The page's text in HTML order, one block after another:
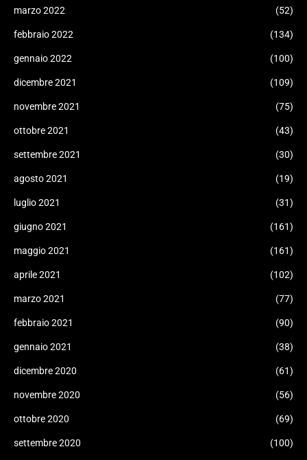
marzo 2022 (52)
febbraio 2022 (134)
gennaio 2022 (100)
dicembre 2021 (109)
novembre 2021 (75)
ottobre 2021 (43)
settembre 2021 (30)
agosto 2021 (19)
luglio 2021 (31)
giugno 2021 (161)
maggio 2021 (161)
aprile 2021 (102)
marzo 2021 (77)
febbraio 2021 (90)
gennaio 2021 (38)
dicembre 2020 (61)
novembre 2020 (56)
ottobre 2020 (69)
settembre 2020 (100)